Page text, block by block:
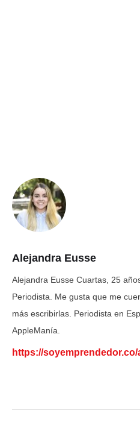
Alejandra Eusse
Alejandra Eusse Cuartas, 25
Periodista. Me gusta que me
más escribirlas. Periodista en
AppleManía.
https://